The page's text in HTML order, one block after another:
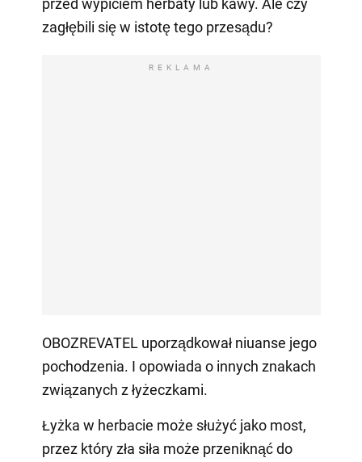
zagłębili się w istotę tego przesądu?
REKLAMA
OBOZREVATEL uporządkował niuanse jego
pochodzenia. I opowiada o innych znakach
związanych z łyżeczkami.
Łyżka w herbacie może służyć jako most,
przez który zła siła może przeniknąć do